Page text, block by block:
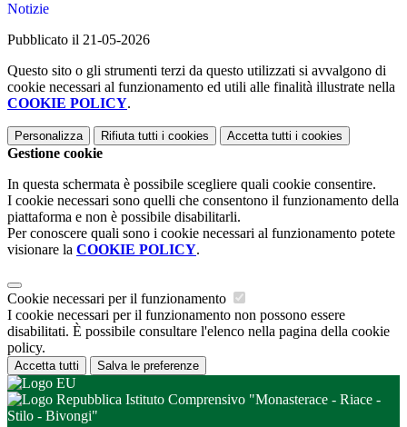
Notizie
Pubblicato il 21-05-2026
Questo sito o gli strumenti terzi da questo utilizzati si avvalgono di
cookie necessari al funzionamento ed utili alle finalità illustrate nella
COOKIE POLICY.
Personalizza Rifiuta tutti i cookies Accetta tutti i cookies
Gestione cookie
In questa schermata è possibile scegliere quali cookie consentire.
I cookie necessari sono quelli che consentono il funzionamento della
piattaforma e non è possibile disabilitarli.
Per conoscere quali sono i cookie necessari al funzionamento potete
visionare la COOKIE POLICY.
Cookie necessari per il funzionamento
I cookie necessari per il funzionamento non possono essere
disabilitati. È possibile consultare l'elenco nella pagina della cookie
policy.
Accetta tutti Salva le preferenze
Istituto Comprensivo "Monasterace - Riace -
Stilo - Bivongi"